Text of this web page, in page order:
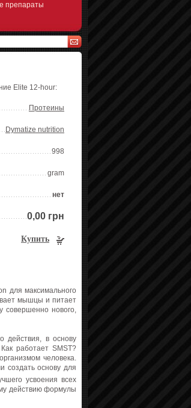
препараты
Elite 12-hour:
Протеины
Dymatize nutrition
998
gram
нет
0,00 грн
Купить
для максимального
мышцы и питает
совершенно нового,
действия, в основу
работает SMST?
человека.
создать основу для
усвоения всех
действию формулы